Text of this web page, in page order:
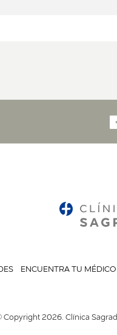
ENCUENTRA TU MÉDICO
Copyright 2026. Clínica